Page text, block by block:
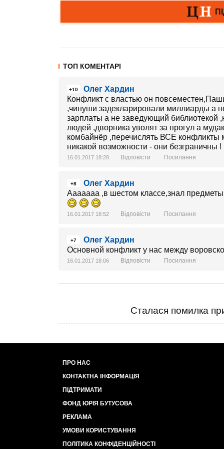
ТОП КОМЕНТАРІ
+10
Олег Хардин
Конфликт с властью он
,чинуши задекларировали миллиарды а
зарплаты а не заведующий библиотекой
людей ,дворника уволят за прогул а
комбайнёр ,перечислять ВСЕ конфликты
никакой возможности - они безграничны !
16.01.2017 18:28 Відповісти Посилання
+8
Олег Хардин
Ааааааа ,в шестом классе,знал
16.01.2017 18:52 Відповісти Посилання
+7
Олег Хардин
Основной конфликт у нас между
16.01.2017 18:06 Відповісти Посилання
Сталася помилка
ПРО НАС
КОНТАКТНА ІНФОРМАЦІЯ
ПІДТРИМАТИ
ФОНД ЮРІЯ БУТУСОВА
РЕКЛАМА
УМОВИ КОРИСТУВАННЯ
ПОЛІТИКА КОНФІДЕНЦІЙНОСТІ